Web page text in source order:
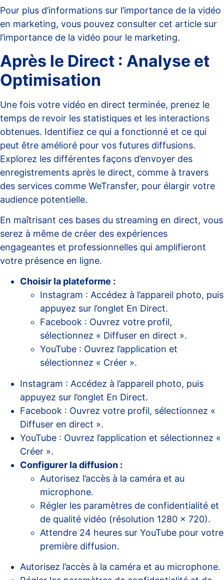
Pour plus d’informations sur l’importance de la vidéo
en marketing, vous pouvez consulter cet article sur
l’importance de la vidéo pour le marketing.
Après le Direct : Analyse et
Optimisation
Une fois votre vidéo en direct terminée, prenez le
temps de revoir les statistiques et les interactions
obtenues. Identifiez ce qui a fonctionné et ce qui
peut être amélioré pour vos futures diffusions.
Explorez les différentes façons d’envoyer des
enregistrements après le direct, comme à travers
des services comme WeTransfer, pour élargir votre
audience potentielle.
En maîtrisant ces bases du streaming en direct, vous
serez à même de créer des expériences
engageantes et professionnelles qui amplifieront
votre présence en ligne.
Choisir la plateforme :
Instagram : Accédez à l’appareil photo, puis
appuyez sur l’onglet En Direct.
Facebook : Ouvrez votre profil,
sélectionnez « Diffuser en direct ».
YouTube : Ouvrez l’application et
sélectionnez « Créer ».
Instagram : Accédez à l’appareil photo, puis
appuyez sur l’onglet En Direct.
Facebook : Ouvrez votre profil, sélectionnez «
Diffuser en direct ».
YouTube : Ouvrez l’application et sélectionnez «
Créer ».
Configurer la diffusion :
Autorisez l’accès à la caméra et au
microphone.
Régler les paramètres de confidentialité et
de qualité vidéo (résolution 1280 x 720).
Attendre 24 heures sur YouTube pour votre
première diffusion.
Autorisez l’accès à la caméra et au microphone.